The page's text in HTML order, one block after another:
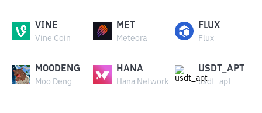
VINE
Vine Coin
MET
Meteora
FLUX
Flux
MOODENG
Moo Deng
HANA
Hana Network
USDT_APT
usdt_apt